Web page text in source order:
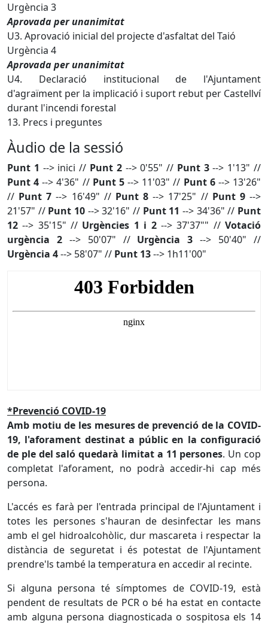
Urgència 3
Aprovada per unanimitat
U3. Aprovació inicial del projecte d'asfaltat del Taió
Urgència 4
Aprovada per unanimitat
U4. Declaració institucional de l'Ajuntament
d'agraïment per la implicació i suport rebut per Castellví
durant l'incendi forestal
13. Precs i preguntes
Àudio de la sessió
Punt 1 --> inici // Punt 2--> 0'55" // Punt 3--> 1'13" //
Punt 4 --> 4'36" // Punt 5--> 11'03" // Punt 6--> 13'26"
// Punt 7 --> 16'49" // Punt 8 --> 17'25" // Punt 9-->
21'57" // Punt 10 --> 32'16" // Punt 11 --> 34'36" // Punt
12 --> 35'15" // Urgències 1 i 2--> 37'37"" //Votació
urgència 2--> 50'07" // Urgència 3 --> 50'40" //
Urgència 4--> 58'07" // Punt 13--> 1h11'00"
*Prevenció COVID-19
Amb motiu de les mesures de prevenció de la COVID-
19, l'aforament destinat a públic en la configuració
de ple del saló quedarà limitat a 11 persones. Un cop
completat l'aforament, no podrà accedir-hi cap més
persona.
L'accés es farà per l'entrada principal de l'Ajuntament i
totes les persones s'hauran de desinfectar les mans
amb el gel hidroalcohòlic, dur mascareta i respectar la
distància de seguretat i és potestat de l'Ajuntament
prendre'ls també la temperatura en accedir al recinte.
Si alguna persona té símptomes de COVID-19, està
pendent de resultats de PCR o bé ha estat en contacte
amb alguna persona diagnosticada o sospitosa els 14